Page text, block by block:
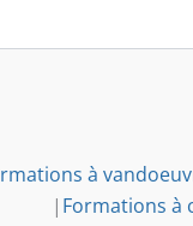
à
| Formations à